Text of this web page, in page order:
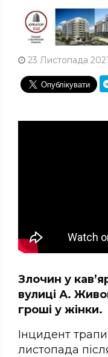
23 Листопада
Злочин у
вулиці А.
гроші у жінки.
Інцидент
листопада